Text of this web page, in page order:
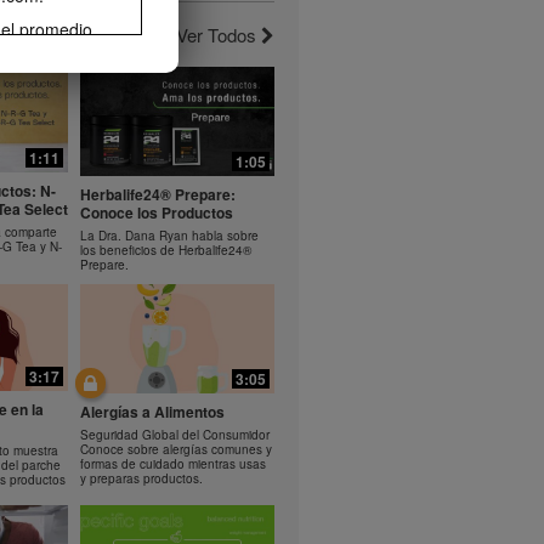
promedio
ejercicio
de
o
de
el control de
podrían
como
diario de
de
tu
otro
puede
el
los
1:19
Bioniq GO: Como usar el
producto
Aprende a usar Bioniq GO
Ver Todos
1:11
N-
Select
comparte
Tea y N-
1:05
Herbalife24® Prepare:
Conoce los Productos
La Dra. Dana Ryan habla sobre
los beneficios de Herbalife24®
Prepare.
3:17
en la
muestra
parche
productos
3:05
Alergías a Alimentos
Seguridad Global del Consumidor
Conoce sobre alergías comunes y
formas de cuidado mientras usas
y preparas productos.